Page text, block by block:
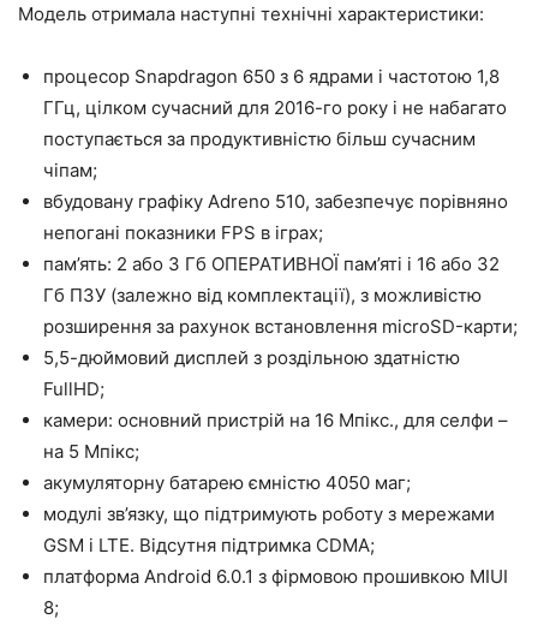
Модель отримала наступні технічні характеристики:
процесор Snapdragon 650 з 6 ядрами і частотою 1,8
ГГц, цілком сучасний для 2016-го року і не набагато
поступається за продуктивністю більш сучасним
чіпам;
вбудовану графіку Adreno 510, забезпечує порівняно
непогані показники FPS в іграх;
пам’ять: 2 або 3 Гб ОПЕРАТИВНОЇ пам’яті і 16 або 32
Гб ПЗУ (залежно від комплектації), з можливістю
розширення за рахунок встановлення microSD-карти;
5,5-дюймовий дисплей з роздільною здатністю
FullHD;
камери: основний пристрій на 16 Мпікс., для селфи –
на 5 Мпікс;
акумуляторну батарею ємністю 4050 маг;
модулі зв’язку, що підтримують роботу з мережами
GSM і LTE. Відсутня підтримка CDMA;
платформа Android 6.0.1 з фірмовою прошивкою MIUI
8;